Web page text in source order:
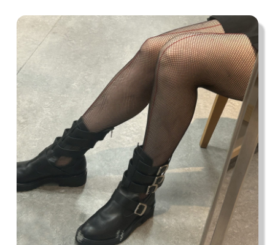
私の偏愛話、聞いていってくれませんか？
B印的太鼓判マップ